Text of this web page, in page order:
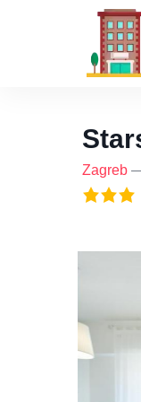
Zagreb